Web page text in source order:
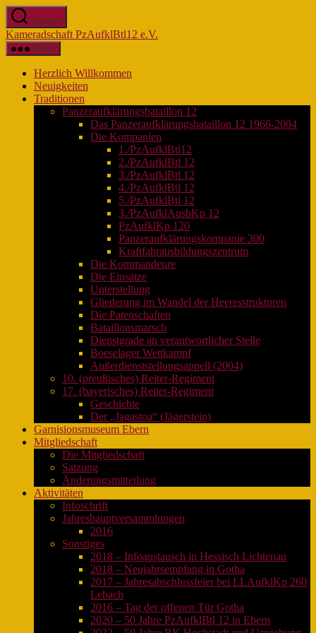
Zum
Inhalt
springen
Suchen
Kameradschaft PzAufklBtl12 e.V.
Menü
Herzlich Willkommen
Neuigkeiten
Traditionen
Panzeraufklärungsbataillon 12
Das Panzeraufklärungsbataillon 12 1966-2004
Die Kompanien
1./PzAufklBtl12
2./PzAufklBtl 12
3./PzAufklBtl 12
4./PzAufklBtl 12
5./PzAufklBtl 12
3./PzAufklAusbKp 12
PzAufklKp 120
Panzeraufklärungskompanie 300
Kraftfahrausbildungszentrum
Die Kommandeure
Die Einsätze
Unterstellung
Gliederung im Wandel der Heeresstrukturen
Die Patenschaften
Bataillonsmarsch
Dienstgrade an verantwortlicher Stelle
Boeselager Wettkampf
Außerdienststellungsappell (2004)
10. (preußisches) Reiter-Regiment
17. (bayerisches) Reiter-Regiment
Geschichte
Der „Jagastoa“ (Jägerstein)
Garnisionsmuseum Ebern
Mitgliedschaft
Die Mitgliedschaft
Satzung
Änderungsmitteilung
Aktivitäten
Infoschrift
Jahreshauptversammlungen
2016
Sonstiges
2018 – Infoaustausch in Hessisch Lichtenau
2018 – Neujahrsempfang in Gotha
2017 – Jahresabschlussfeier bei LLAufklKp 260
Lebach
2016 – Tag der offenen Tür Gotha
2020 – 50 Jahre PzAufklBtl 12 in Ebern